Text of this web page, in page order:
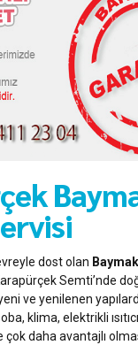
dost olan Baymak
Semti’nde
ve yenilenen
klima, elektrikli
çok daha avantajlı